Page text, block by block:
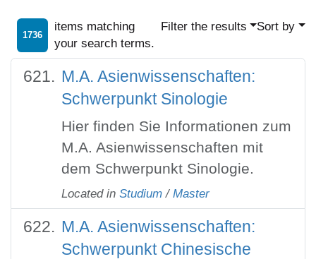
1736
items matching
your search terms.
Filter the results Sort by
M.A. Asienwissenschaften:
Schwerpunkt Sinologie
Hier finden Sie Informationen zum
M.A. Asienwissenschaften mit
dem Schwerpunkt Sinologie.
Located in Studium / Master
M.A. Asienwissenschaften:
Schwerpunkt Chinesische